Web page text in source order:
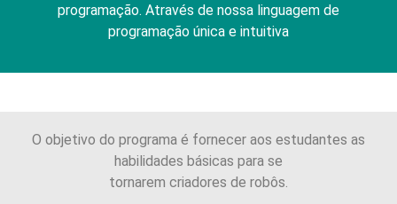
programação. Através de nossa linguagem de
programação única e intuitiva
O objetivo do programa é fornecer aos estudantes as
habilidades básicas para se
tornarem criadores de robôs.